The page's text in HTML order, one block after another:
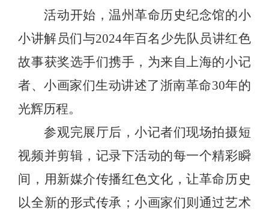
活动开始，温州革命历史纪念馆的小
小讲解员们与2024年百名少先队员讲红色
故事获奖选手们携手，为来自上海的小记
者、小画家们生动讲述了浙南革命30年的
光辉历程。
参观完展厅后，小记者们现场拍摄短
视频并剪辑，记录下活动的每一个精彩瞬
间，用新媒介传播红色文化，让革命历史
以全新的形式传承；小画家们则通过艺术